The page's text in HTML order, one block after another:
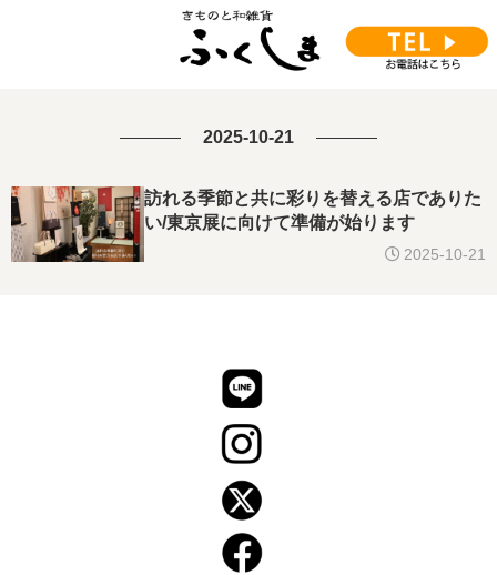
2025-10-21
訪れる季節と共に彩りを替える店でありた
い/東京展に向けて準備が始ります
2025-10-21